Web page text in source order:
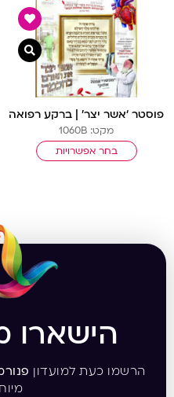
פוסטר ‘אשר יצר’ | ברקע רפואה
מקט: 1060B
בחר אפשרויות
הישארו
הרשמו כעת למועדון